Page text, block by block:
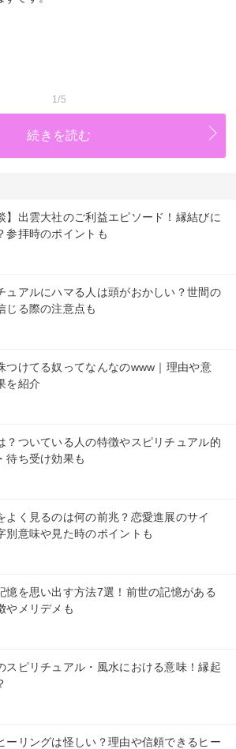
1/5
続きを読む
】出雲大社のご利益エピソード！縁結びに
参拝時のポイントも
ュアルにハマる人は頭がおかしい？世間の
じる際の注意点も
つけてる奴ってなんなのwww｜理由や意
を紹介
？ついている人の特徴やスピリチュアル的
待ち受け効果も
よく見るのは何の前兆？恋愛進展のサイ
別意味や見た時のポイントも
憶を思い出す方法7選！前世の記憶がある
やメリデメも
スピリチュアル・風水における意味！縁起
ーリングは怪しい？理由や信頼できるヒー